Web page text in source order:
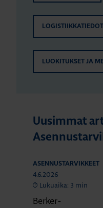
LOGISTIIKKATIEDOT
LUOKITUKSET JA
Uusimmat
ASENNUSTARVIKKEET
4.6.2026
Lukuaika: 3 min
Berker-